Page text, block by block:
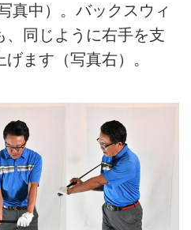
真中）。バックスウィ
、同じように右手を支
ます（写真右）。